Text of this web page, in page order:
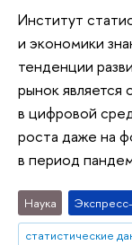
Институт
и экономики
тенденции
рынок
в цифровой
роста даже на
в период
Наука
статистические